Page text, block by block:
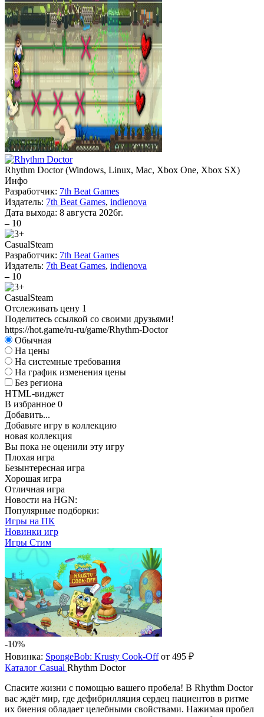
Rhythm Doctor (Windows, Linux, Mac, Xbox One, Xbox SX)
Инфо
Разработчик: 7th Beat Games
Издатель: 7th Beat Games, indienova
Дата выхода: 8 августа 2026г.
– 10
CasualSteam
Разработчик: 7th Beat Games
Издатель: 7th Beat Games, indienova
– 10
CasualSteam
Отслеживать цену 1
Поделитесь ссылкой со своими друзьями!
https://hot.game/ru-ru/game/Rhythm-Doctor
Обычная
На цены
На системные требования
На график изменения цены
Без региона
HTML-виджет
В избранное 0
Добавить...
Добавьте игру в коллекцию
новая коллекция
Вы пока не оценили эту игру
Плохая игра
Безынтересная игра
Хорошая игра
Отличная игра
Новости на HGN:
Популярные подборки:
Игры на ПК
Новинки игр
Игры Стим
-10%
Новинка: SpongeBob: Krusty Cook-Offот 495 ₽
Каталог Casual Rhythm Doctor
Спасите жизни с помощью вашего пробела! В Rhythm Doctor
вас ждёт мир, где дефибрилляция сердец пациентов в ритме
их биения обладает целебными свойствами. Нажимая пробел